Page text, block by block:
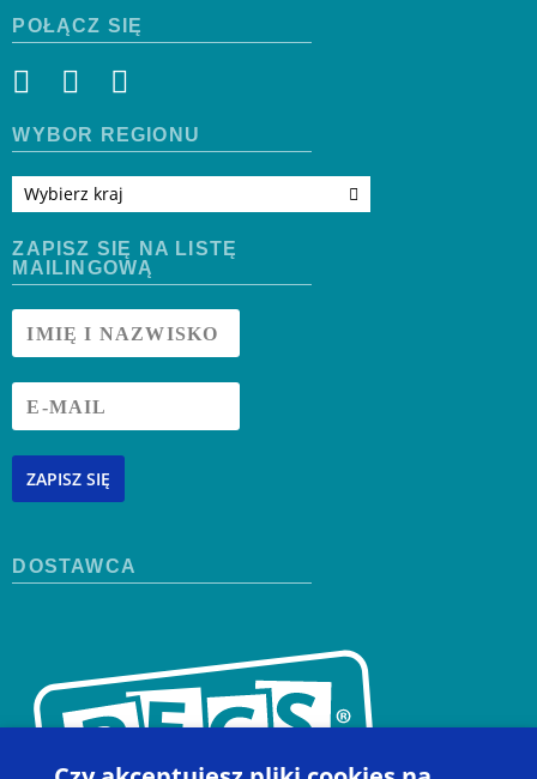
POŁĄCZ SIĘ
WYBÓR REGIONU
Wybierz kraj
ZAPISZ SIĘ NA LISTĘ
MAILINGOWĄ
ZAPISZ SIĘ
DOSTAWCA